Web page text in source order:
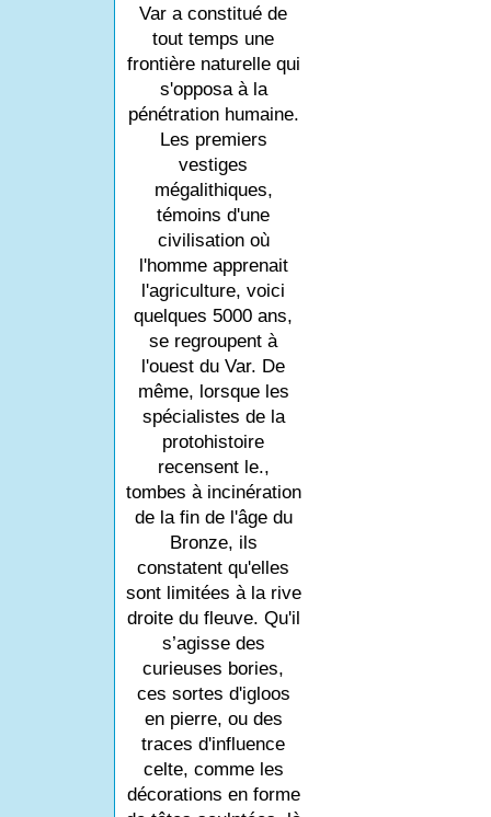
Var a constitué de
tout temps une
frontière naturelle qui
s'opposa à la
pénétration humaine.
Les premiers
vestiges
mégalithiques,
témoins d'une
civilisation où
l'homme apprenait
l'agriculture, voici
quelques 5000 ans,
se regroupent à
l'ouest du Var. De
même, lorsque les
spécialistes de la
protohistoire
recensent le.,
tombes à incinération
de la fin de l'âge du
Bronze, ils
constatent qu'elles
sont limitées à la rive
droite du fleuve. Qu'il
s’agisse des
curieuses bories,
ces sortes d'igloos
en pierre, ou des
traces d'influence
celte, comme les
décorations en forme